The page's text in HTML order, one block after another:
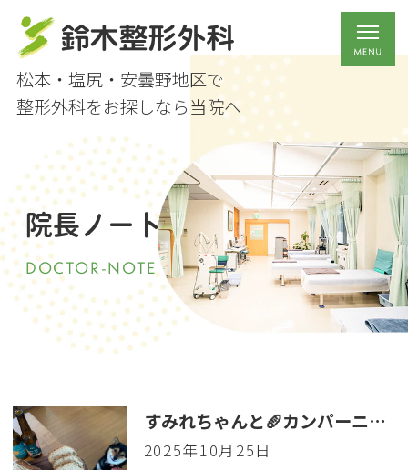
松本・塩尻・安曇野地区で
整形外科をお探しなら当院へ
院長ノート
DOCTOR-NOTE
すみれちゃんと🥖カンパーニュ😋
2025年10月25日